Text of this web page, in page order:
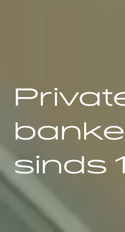
sinds